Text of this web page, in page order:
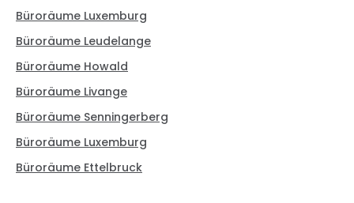
Büroräume Luxemburg
Büroräume Leudelange
Büroräume Howald
Büroräume Livange
Büroräume Senningerberg
Büroräume Luxemburg
Büroräume Ettelbruck